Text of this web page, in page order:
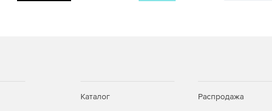
Каталог Распродажа